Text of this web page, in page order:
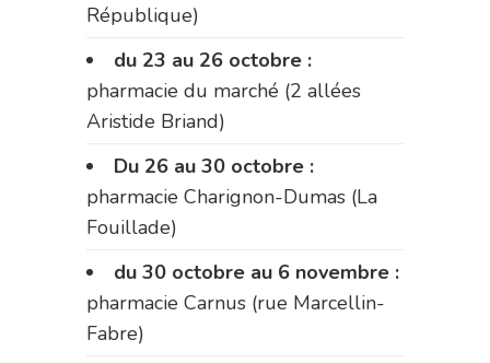
République)
du 23 au 26 octobre :
pharmacie du marché (2 allées
Aristide Briand)
Du 26 au 30 octobre :
pharmacie Charignon-Dumas (La
Fouillade)
du 30 octobre au 6 novembre :
pharmacie Carnus (rue Marcellin-
Fabre)